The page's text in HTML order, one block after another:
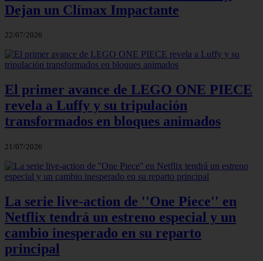
Dejan un Clímax Impactante
22/07/2026
El primer avance de LEGO ONE PIECE
revela a Luffy y su tripulación
transformados en bloques animados
21/07/2026
La serie live-action de ''One Piece'' en
Netflix tendrá un estreno especial y un
cambio inesperado en su reparto
principal